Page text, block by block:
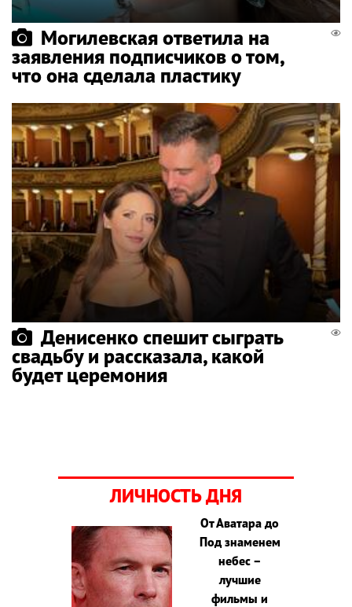
Могилевская ответила на
заявления подписчиков о том,
что она сделала пластику
Денисенко спешит сыграть
свадьбу и рассказала, какой
будет церемония
ЛИЧНОСТЬ ДНЯ
От Аватара до
Под знаменем
небес –
лучшие
фильмы и